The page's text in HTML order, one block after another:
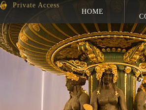
Private Access
HOME